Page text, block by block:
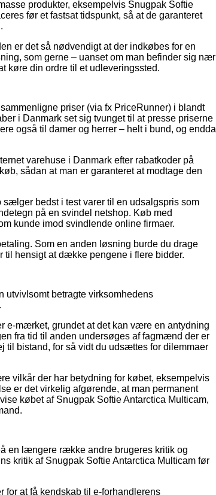
produkter, eksempelvis Snugpak Softie
før et fastsat tidspunkt, så at de garanteret
er det så nødvendigt at der indkøbes for en
som gerne – uanset om man befinder sig nær
køre din ordre til et udleveringssted.
priser (via fx PriceRunner) i blandt
i Danmark set sig tvunget til at presse priserne
også til damer og herrer – helt i bund, og endda
varehuse i Danmark efter rabatkoder på
sådan at man er garanteret at modtage den
bedst i test varer til en udsalgspris som
på en svindel netshop. Køb med
kunde imod svindlende online firmaer.
Som en anden løsning burde du drage
til hensigt at dække pengene i flere bidder.
utvivlsomt betragte virksomhedens
e-mærket, grundet at det kan være en antydning
fra tid til anden undersøges af fagmænd der er
til bistand, for så vidt du udsættes for dilemmaer
vilkår der har betydning for købet, eksempelvis
er det virkelig afgørende, at man permanent
købet af Snugpak Softie Antarctica Multicam,
en længere række andre brugeres kritik og
kritik af Snugpak Softie Antarctica Multicam før
at få kendskab til e-forhandlerens